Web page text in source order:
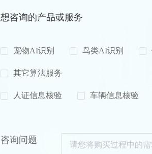
想咨询的产品或服务
宠物AI识别 鸟类AI识别
其它算法服务
人证信息核验 车辆信息核验
咨询问题